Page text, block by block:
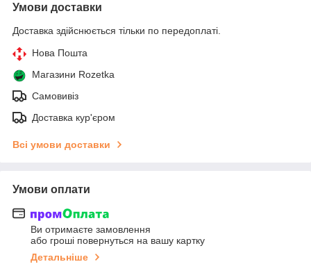
Умови доставки
Доставка здійснюється тільки по передоплаті.
Нова Пошта
Магазини Rozetka
Самовивіз
Доставка кур'єром
Всі умови доставки
Умови оплати
Ви отримаєте замовлення
або гроші повернуться на вашу картку
Детальніше